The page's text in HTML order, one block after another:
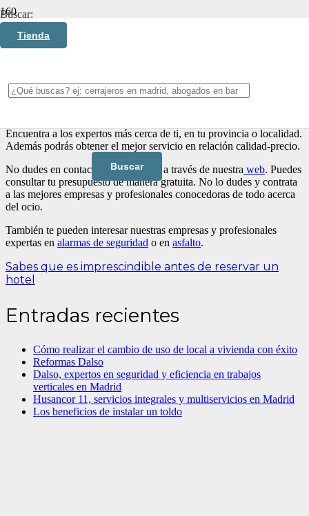
Tienda
Buscar:
ocio
especializadas en ocio. Todo lo que necesites para tu negocio que
este relacionado con este sector. Cuenta con los más profesionales
Encuentra a los expertos más cerca de ti, en tu provincia o localidad.
Además podrás obtener el mejor servicio en relación calidad-precio.
No dudes en contactar con nosotros a través de nuestra web. Puedes
consultar tu presupuesto de manera gratuita. No lo dudes y contrata
a las mejores empresas y profesionales conocedoras de todo acerca
del ocio.
También te pueden interesar nuestras empresas y profesionales
expertas en alarmas de seguridad o en asfalto.
Sabes que es imprescindible antes de reservar un
hotel
Entradas recientes
Cómo realizar el cambio de uso de local a vivienda con éxito
Reformas Dalso
Dalso, expertos en seguridad y eficiencia en trabajos
verticales en Madrid
Husancor 11, servicios integrales y multiservicios en Madrid
Los beneficios de instalar un toldo